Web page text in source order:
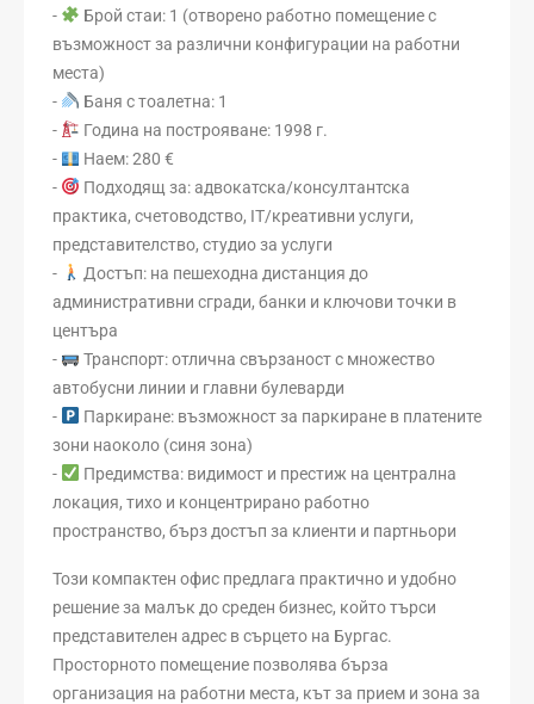
-
Брой стаи: 1 (отворено работно помещение с
възможност за различни конфигурации на работни
места)
-
Баня с тоалетна: 1
-
Година на построяване: 1998 г.
-
Наем: 280 €
-
Подходящ за: адвокатска/консултантска
практика, счетоводство, IT/креативни услуги,
представителство, студио за услуги
-
Достъп: на пешеходна дистанция до
административни сгради, банки и ключови точки в
центъра
-
Транспорт: отлична свързаност с множество
автобусни линии и главни булеварди
-
Паркиране: възможност за паркиране в платените
зони наоколо (синя зона)
-
Предимства: видимост и престиж на централна
локация, тихо и концентрирано работно
пространство, бърз достъп за клиенти и партньори
Този компактен офис предлага практично и удобно
решение за малък до среден бизнес, който търси
представителен адрес в сърцето на Бургас.
Просторното помещение позволява бърза
организация на работни места, кът за прием и зона за